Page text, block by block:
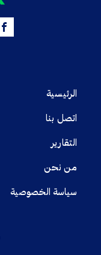
الرئيسية
اتصل بنا
التقارير
من نحن
سياسة الخصوصية